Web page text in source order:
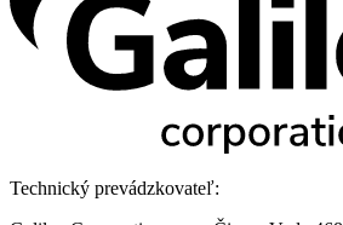
Technický prevádzkovateľ: